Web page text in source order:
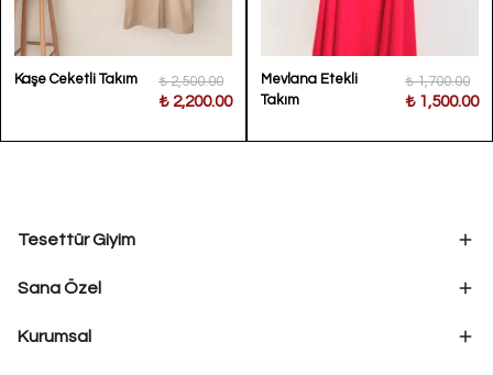
Kaşe Ceketli Takım ₺ 2,500.00
₺ 2,200.00
Mevlana Etekli
Takım
₺ 1,700.00
₺ 1,500.00
Tesettür Giyim
Sana Özel
Kurumsal